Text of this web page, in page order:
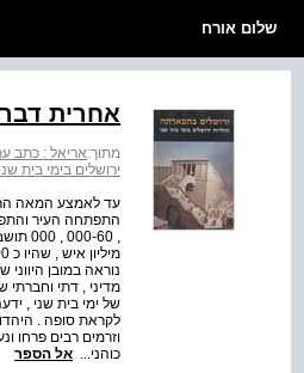
שלום אורח
אחרית דבר
מתוך:אריאל : כתב
ירושלים בימי בית שני
נוראה במובן
של ימי בית שני ,
לקראת סופה .
וזרמים רבים פרחו
כוהני... אל הספר